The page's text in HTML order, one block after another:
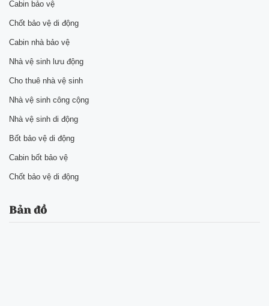
Cabin bảo vệ
Chốt bảo vệ di động
Cabin nhà bảo vệ
Nhà vệ sinh lưu động
Cho thuê nhà vệ sinh
Nhà vệ sinh công cộng
Nhà vệ sinh di động
Bốt bảo vệ di động
Cabin bốt bảo vệ
Chốt bảo vệ di động
Bản đồ